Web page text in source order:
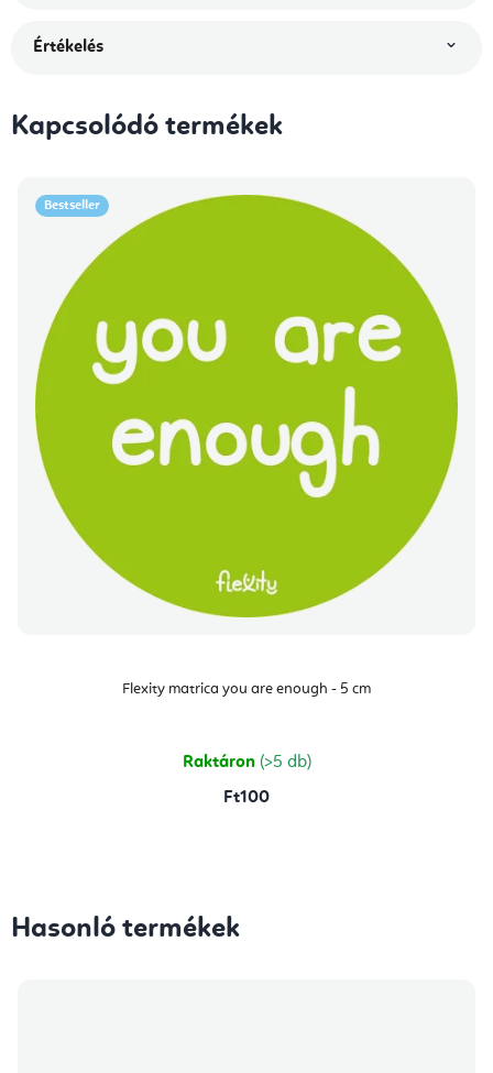
Értékelés
Kapcsolódó termékek
Bestseller
Flexity matrica you are enough - 5 cm
Raktáron (>5 db)
Ft100
Hasonló termékek